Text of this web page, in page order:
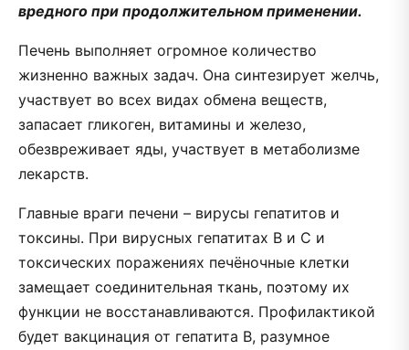
вредного при продолжительном применении.
Печень выполняет огромное количество
жизненно важных задач. Она синтезирует желчь,
участвует во всех видах обмена веществ,
запасает гликоген, витамины и железо,
обезвреживает яды, участвует в метаболизме
лекарств.
Главные враги печени – вирусы гепатитов и
токсины. При вирусных гепатитах B и C и
токсических поражениях печёночные клетки
замещает соединительная ткань, поэтому их
функции не восстанавливаются. Профилактикой
будет вакцинация от гепатита B, разумное